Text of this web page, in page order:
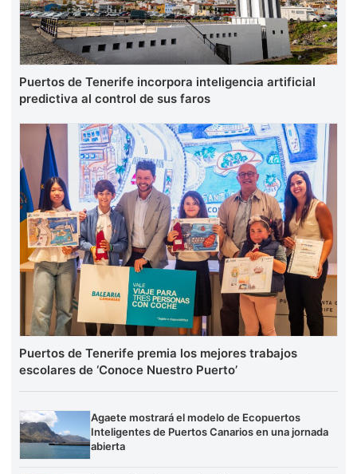
Puertos de Tenerife incorpora inteligencia artificial
predictiva al control de sus faros
Puertos de Tenerife premia los mejores trabajos
escolares de ‘Conoce Nuestro Puerto’
Agaete mostrará el modelo de Ecopuertos
Inteligentes de Puertos Canarios en una jornada
abierta